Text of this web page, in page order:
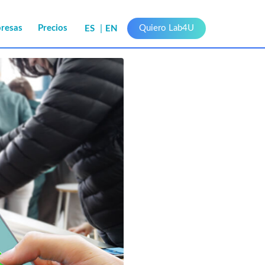
Precios ES EN Quiero Lab4U